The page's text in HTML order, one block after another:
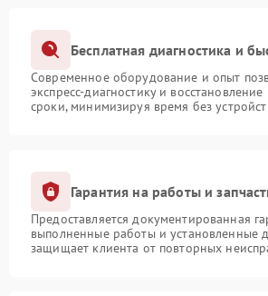
Бесплатная диагностика и
Современное оборудование и опыт
экспресс-диагностику и
сроки, минимизируя время без
Гарантия на работы и
Предоставляется документированная
выполненные работы и установленные
защищает клиента от повторных